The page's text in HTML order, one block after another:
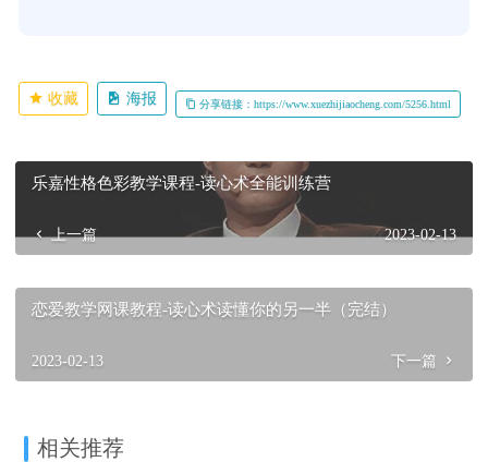
收藏 海报 分享链接：https://www.xuezhijiaocheng.com/5256.html
乐嘉性格色彩教学课程-读心术全能训练营
上一篇 2023-02-13
恋爱教学网课教程-读心术读懂你的另一半（完结）
2023-02-13 下一篇
相关推荐